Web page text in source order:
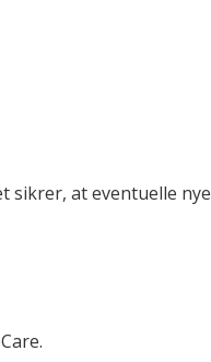
sikrer, at eventuelle nye